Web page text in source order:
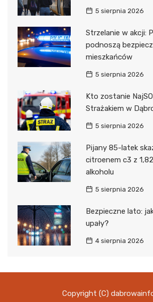
5 sierpnia 2026
Strzelanie w akcji:
podnoszą
mieszkańców
5 sierpnia 2026
Kto zostanie
Strażakiem w
5 sierpnia 2026
Pijany 85-latek
citroenem c3 z
alkoholu
5 sierpnia 2026
Bezpieczne lato:
upały?
4 sierpnia 2026
Copyright (C)